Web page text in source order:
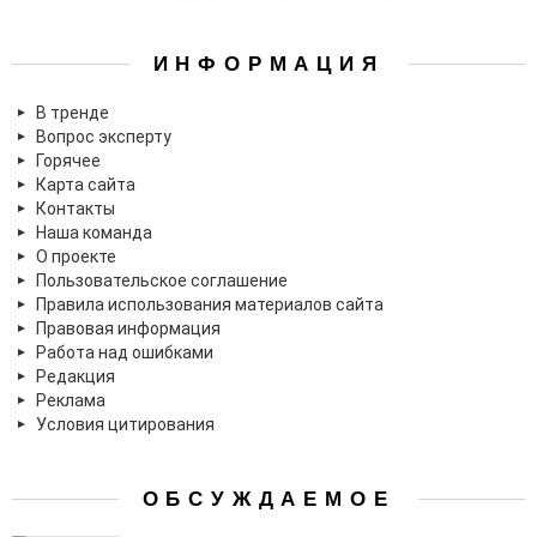
ИНФОРМАЦИЯ
В тренде
Вопрос эксперту
Горячее
Карта сайта
Контакты
Наша команда
О проекте
Пользовательское соглашение
Правила использования материалов сайта
Правовая информация
Работа над ошибками
Редакция
Реклама
Условия цитирования
ОБСУЖДАЕМОЕ